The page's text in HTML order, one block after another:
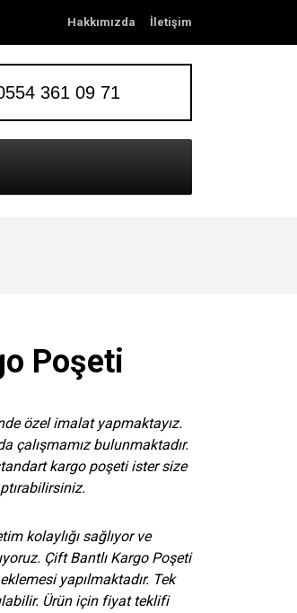
Hakkımızda İletişim
361 09 71
Poşeti
özel imalat yapmaktayız.
çalışmamız bulunmaktadır.
kargo poşeti ister size
kolaylığı sağlıyor ve
Çift Bantlı Kargo Poşeti
yapılmaktadır. Tek
Ürün için fiyat teklifi